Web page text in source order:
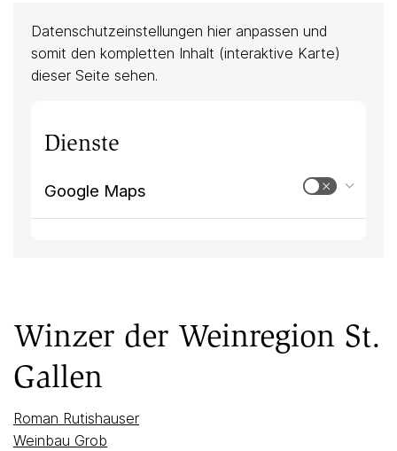
Datenschutzeinstellungen hier anpassen und
somit den kompletten Inhalt (interaktive Karte)
dieser Seite sehen.
Dienste
Google Maps
Winzer der Weinregion St.
Gallen
Roman Rutishauser
Weinbau Grob